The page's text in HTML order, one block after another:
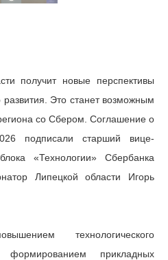
получит новые перспективы
развития. Это станет возможным
со Сбером. Соглашение о
подписали старший вице-
«Технологии» Сбербанка
Липецкой области Игорь
технологического
прикладных